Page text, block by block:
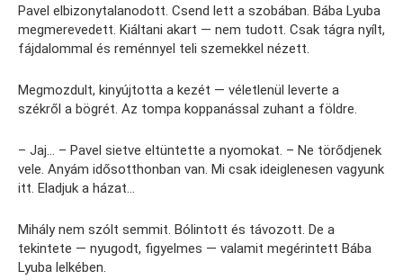
Pavel elbizonytalanodott. Csend lett a szobában. Bába Lyuba
megmerevedett. Kiáltani akart — nem tudott. Csak tágra nyílt,
fájdalommal és reménnyel teli szemekkel nézett.
Megmozdult, kinyújtotta a kezét — véletlenül leverte a
székről a bögrét. Az tompa koppanással zuhant a földre.
– Jaj… – Pavel sietve eltüntette a nyomokat. – Ne törődjenek
vele. Anyám idősotthonban van. Mi csak ideiglenesen vagyunk
itt. Eladjuk a házat…
Mihály nem szólt semmit. Bólintott és távozott. De a
tekintete — nyugodt, figyelmes — valamit megérintett Bába
Lyuba lelkében.